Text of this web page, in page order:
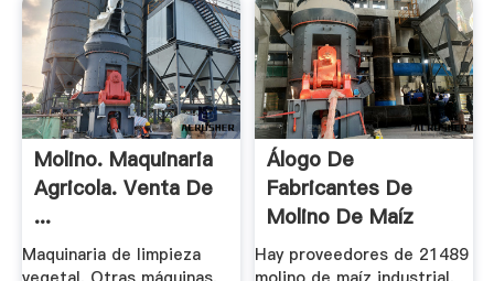
Molino. Maquinaria
Agricola. Venta De
...
Maquinaria de limpieza
Álogo De
Fabricantes De
Molino De Maíz
Industrial De ...
Hay proveedores de 21489